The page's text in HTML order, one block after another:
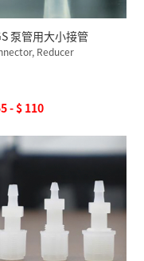
泵管用大小接管
Reducer
- $ 110